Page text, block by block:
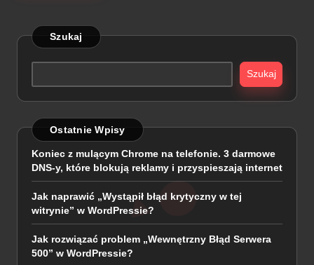
Szukaj
Szukaj
Ostatnie Wpisy
Koniec z mulącym Chrome na telefonie. 3 darmowe
DNS-y, które blokują reklamy i przyspieszają internet
Jak naprawić „Wystąpił błąd krytyczny w tej
witrynie” w WordPressie?
Jak rozwiązać problem „Wewnętrzny Błąd Serwera
500” w WordPressie?